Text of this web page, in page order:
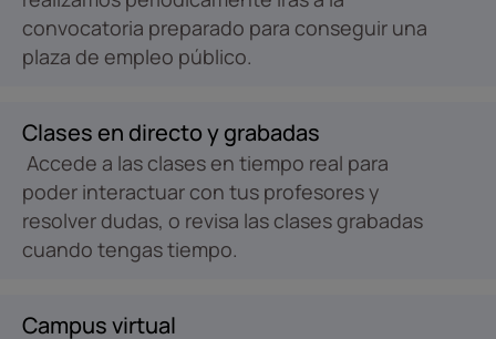
convocatoria preparado para conseguir una
plaza de empleo público.
Clases en directo y grabadas
Accede a las clases en tiempo real para
poder interactuar con tus profesores y
resolver dudas, o revisa las clases grabadas
cuando tengas tiempo.
Campus virtual